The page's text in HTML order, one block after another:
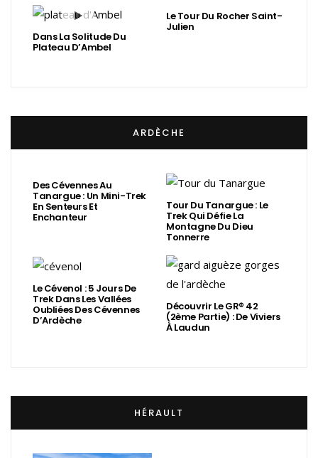
Dans La Solitude Du
Plateau D’Ambel
Le Tour Du Rocher Saint-
Julien
ARDÈCHE
Des Cévennes Au
Tanargue : Un Mini-Trek
En Senteurs Et
Enchanteur
Tour Du Tanargue : Le
Trek Qui Défie La
Montagne Du Dieu
Tonnerre
Le Cévenol : 5 Jours De
Trek Dans Les Vallées
Oubliées Des Cévennes
D’Ardèche
Découvrir Le GR® 42
(2ème Partie) : De Viviers
À Laudun
HÉRAULT